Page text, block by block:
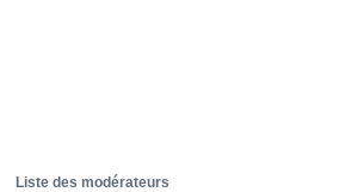
Liste des modérateurs